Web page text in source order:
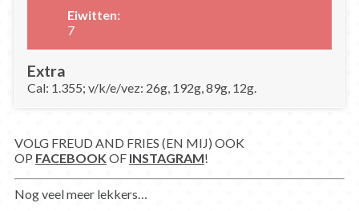
Eiwitten:
7
Extra
Cal: 1.355; v/k/e/vez: 26g, 192g, 89g, 12g.
VOLG FREUD AND FRIES (EN MIJ) OOK
OP FACEBOOK OF INSTAGRAM!
Nog veel meer lekkers…